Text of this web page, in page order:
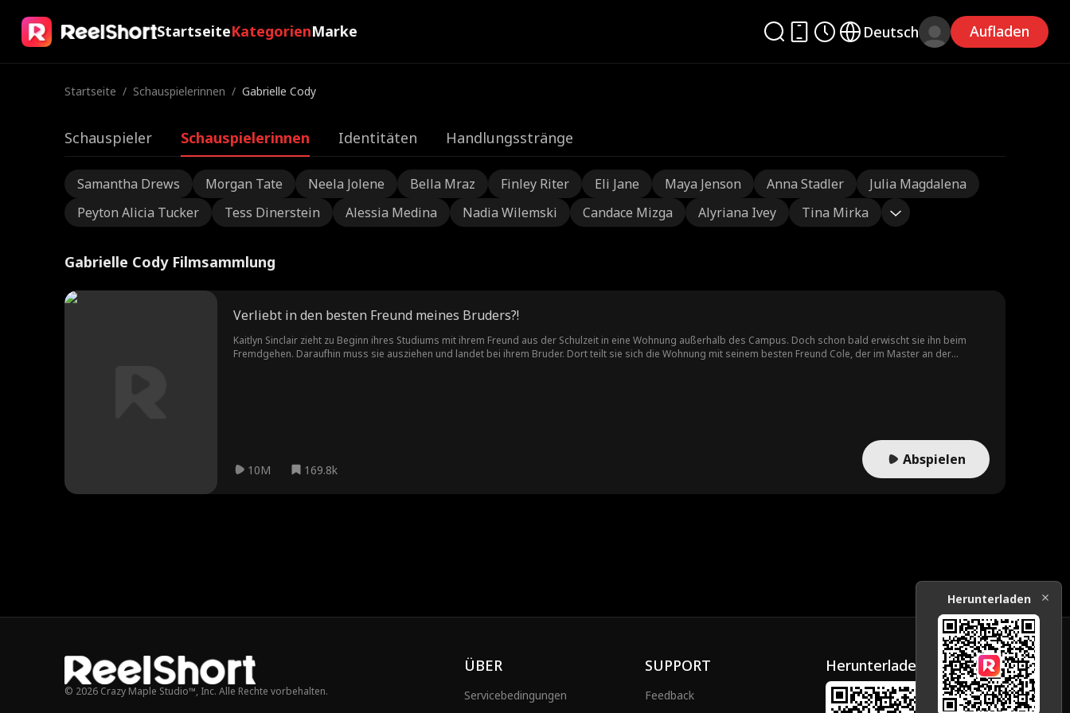
StartseiteKategorienMarke Deutsch Aufladen
Startseite / Schauspielerinnen / Gabrielle Cody
Schauspieler Schauspielerinnen Identitäten Handlungsstränge
Samantha Drews Morgan Tate Neela Jolene Bella Mraz Finley Riter Eli Jane Maya Jenson Anna Stadler
Julia Magdalena
Peyton Alicia Tucker
Tess Dinerstein Alessia Medina Nadia Wilemski Candace Mizga Alyriana Ivey Tina Mirka
Gabrielle Cody Filmsammlung
Verliebt in den besten Freund meines Bruders?!
Kaitlyn Sinclair zieht zu Beginn ihres Studiums mit ihrem Freund aus der Schulzeit in eine Wohnung außerhalb des Campus. Doch schon bald erwischt sie ihn beim
Fremdgehen. Daraufhin muss sie ausziehen und landet bei ihrem Bruder. Dort teilt sie sich die Wohnung mit seinem besten Freund Cole, der im Master an der
10M 169.8k
Abspielen
© 2026 Crazy Maple Studio™, Inc. Alle Rechte vorbehalten.
ÜBER
Servicebedingungen
SUPPORT
Feedback
Herunterladen
Herunterladen